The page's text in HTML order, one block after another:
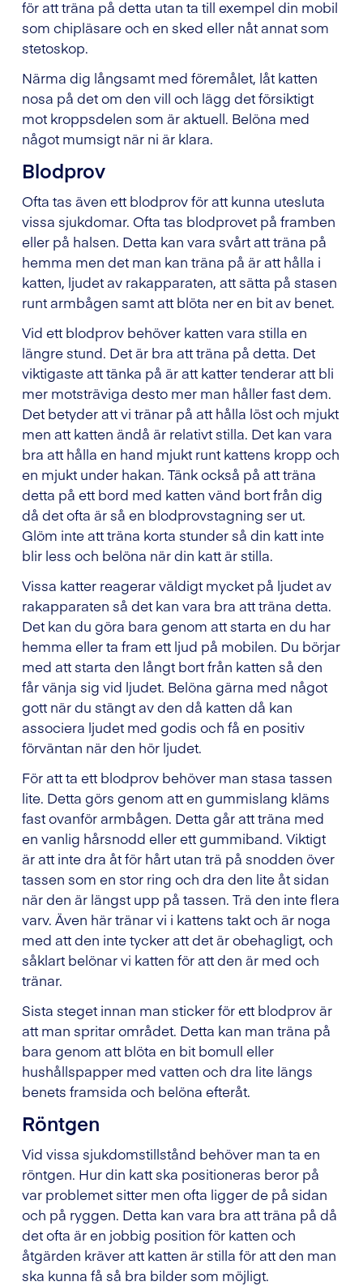
för att träna på detta utan ta till exempel din mobil
som chipläsare och en sked eller nåt annat som
stetoskop.
Närma dig långsamt med föremålet, låt katten
nosa på det om den vill och lägg det försiktigt
mot kroppsdelen som är aktuell. Belöna med
något mumsigt när ni är klara.
Blodprov
Ofta tas även ett blodprov för att kunna utesluta
vissa sjukdomar. Ofta tas blodprovet på framben
eller på halsen. Detta kan vara svårt att träna på
hemma men det man kan träna på är att hålla i
katten, ljudet av rakapparaten, att sätta på stasen
runt armbågen samt att blöta ner en bit av benet.
Vid ett blodprov behöver katten vara stilla en
längre stund. Det är bra att träna på detta. Det
viktigaste att tänka på är att katter tenderar att bli
mer motsträviga desto mer man håller fast dem.
Det betyder att vi tränar på att hålla löst och mjukt
men att katten ändå är relativt stilla. Det kan vara
bra att hålla en hand mjukt runt kattens kropp och
en mjukt under hakan. Tänk också på att träna
detta på ett bord med katten vänd bort från dig
då det ofta är så en blodprovstagning ser ut.
Glöm inte att träna korta stunder så din katt inte
blir less och belöna när din katt är stilla.
Vissa katter reagerar väldigt mycket på ljudet av
rakapparaten så det kan vara bra att träna detta.
Det kan du göra bara genom att starta en du har
hemma eller ta fram ett ljud på mobilen. Du börjar
med att starta den långt bort från katten så den
får vänja sig vid ljudet. Belöna gärna med något
gott när du stängt av den då katten då kan
associera ljudet med godis och få en positiv
förväntan när den hör ljudet.
För att ta ett blodprov behöver man stasa tassen
lite. Detta görs genom att en gummislang kläms
fast ovanför armbågen. Detta går att träna med
en vanlig hårsnodd eller ett gummiband. Viktigt
är att inte dra åt för hårt utan trä på snodden över
tassen som en stor ring och dra den lite åt sidan
när den är längst upp på tassen. Trä den inte flera
varv. Även här tränar vi i kattens takt och är noga
med att den inte tycker att det är obehagligt, och
såklart belönar vi katten för att den är med och
tränar.
Sista steget innan man sticker för ett blodprov är
att man spritar området. Detta kan man träna på
bara genom att blöta en bit bomull eller
hushållspapper med vatten och dra lite längs
benets framsida och belöna efteråt.
Röntgen
Vid vissa sjukdomstillstånd behöver man ta en
röntgen. Hur din katt ska positioneras beror på
var problemet sitter men ofta ligger de på sidan
och på ryggen. Detta kan vara bra att träna på då
det ofta är en jobbig position för katten och
åtgärden kräver att katten är stilla för att den man
ska kunna få så bra bilder som möjligt.